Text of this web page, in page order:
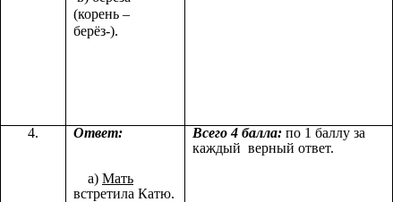
(корень –
берёз-).
4. Ответ:
а) Мать
встретила Катю.
Всего 4 балла: по 1 баллу за
каждый верный ответ.